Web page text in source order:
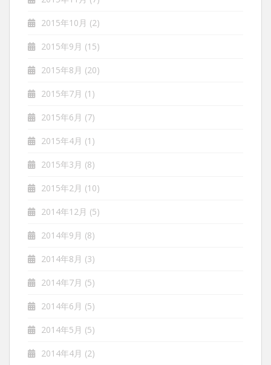
2015年10月 (2)
2015年9月 (15)
2015年8月 (20)
2015年7月 (1)
2015年6月 (7)
2015年4月 (1)
2015年3月 (8)
2015年2月 (10)
2014年12月 (5)
2014年9月 (8)
2014年8月 (3)
2014年7月 (5)
2014年6月 (5)
2014年5月 (5)
2014年4月 (2)